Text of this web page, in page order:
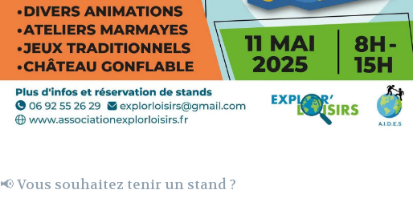
📢 Vous souhaitez tenir un stand ?